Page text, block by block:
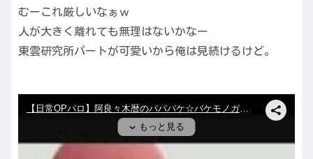
むーこれ厳しいなぁｗ
人が大きく離れても無理はないかなー
東雲研究所パートが可愛いから俺は見続けるけど。